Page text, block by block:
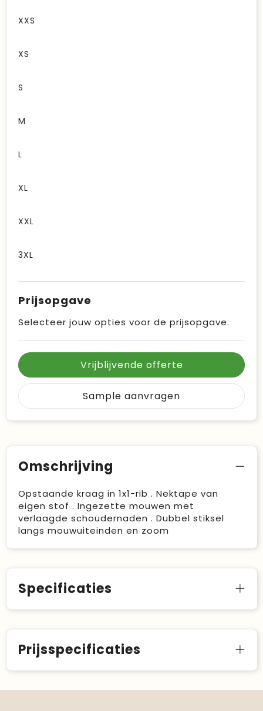
XXS
XS
S
M
L
XL
XXL
3XL
Prijsopgave
Selecteer jouw opties voor de prijsopgave.
Vrijblijvende offerte
Sample aanvragen
Omschrijving
Opstaande kraag in 1x1-rib . Nektape van
eigen stof . Ingezette mouwen met
verlaagde schoudernaden . Dubbel stiksel
langs mouwuiteinden en zoom
Specificaties
Prijsspecificaties